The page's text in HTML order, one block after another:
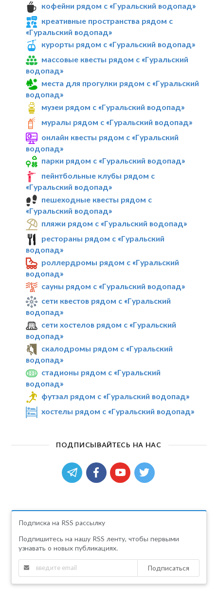
кофейни рядом с «Гуральский водопад»
креативные пространства рядом с
«Гуральский водопад»
курорты рядом с «Гуральский водопад»
массовые квесты рядом с «Гуральский
водопад»
места для прогулки рядом с «Гуральский
водопад»
музеи рядом с «Гуральский водопад»
муралы рядом с «Гуральский водопад»
онлайн квесты рядом с «Гуральский
водопад»
парки рядом с «Гуральский водопад»
пейнтбольные клубы рядом с
«Гуральский водопад»
пешеходные квесты рядом с
«Гуральский водопад»
пляжи рядом с «Гуральский водопад»
рестораны рядом с «Гуральский
водопад»
роллердромы рядом с «Гуральский
водопад»
сауны рядом с «Гуральский водопад»
сети квестов рядом с «Гуральский
водопад»
сети хостелов рядом с «Гуральский
водопад»
скалодромы рядом с «Гуральский
водопад»
стадионы рядом с «Гуральский
водопад»
футзал рядом с «Гуральский водопад»
хостелы рядом с «Гуральский водопад»
ПОДПИСЫВАЙТЕСЬ НА НАС
Подписка на RSS рассылку
Подпишитесь на нашу RSS ленту, чтобы первыми
узнавать о новых публикациях.
Подписаться